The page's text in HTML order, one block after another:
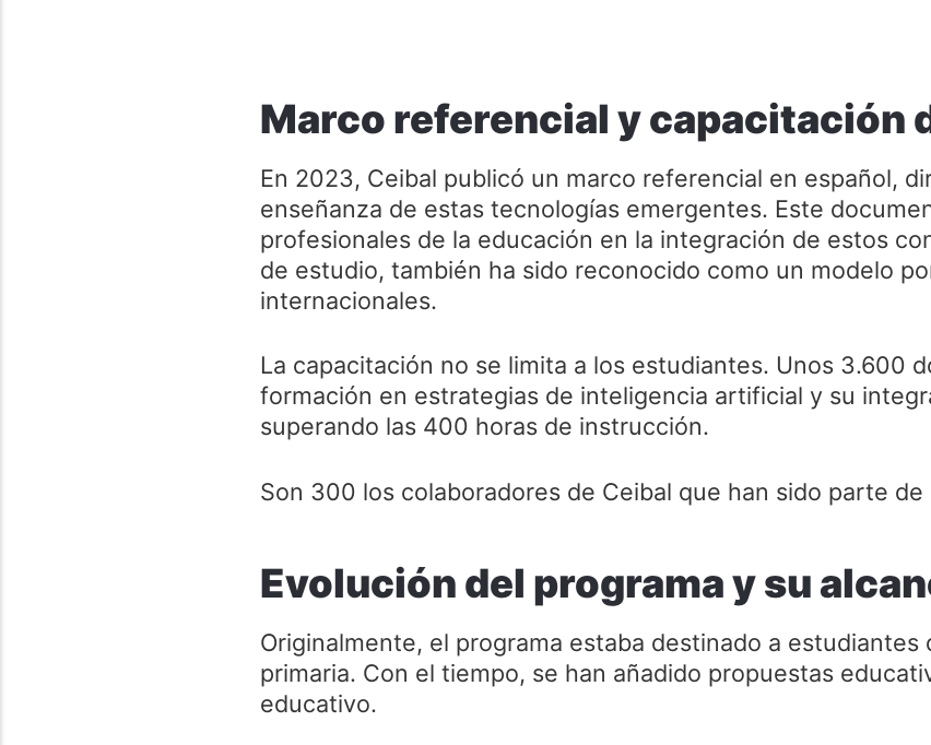
Marco referencial y capacitación
En 2023, Ceibal publicó un marco referencial en español,
enseñanza de estas tecnologías emergentes. Este
profesionales de la educación en la integración de estos
de estudio, también ha sido reconocido como un modelo
internacionales.
La capacitación no se limita a los estudiantes. Unos 3.600
formación en estrategias de inteligencia artificial y su
superando las 400 horas de instrucción.
Son 300 los colaboradores de Ceibal que han sido parte
Evolución del programa y su
Originalmente, el programa estaba destinado a estudiantes
primaria. Con el tiempo, se han añadido propuestas
educativo.